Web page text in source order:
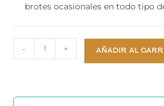
brotes ocasionales en todo tipo
- + AÑADIR AL